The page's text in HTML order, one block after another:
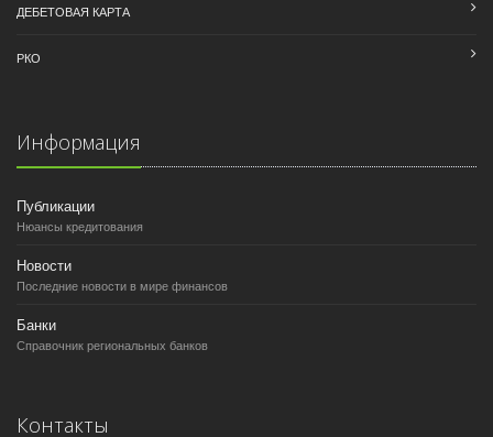
ДЕБЕТОВАЯ КАРТА
РКО
Информация
Публикации
Нюансы кредитования
Новости
Последние новости в мире финансов
Банки
Справочник региональных банков
Контакты